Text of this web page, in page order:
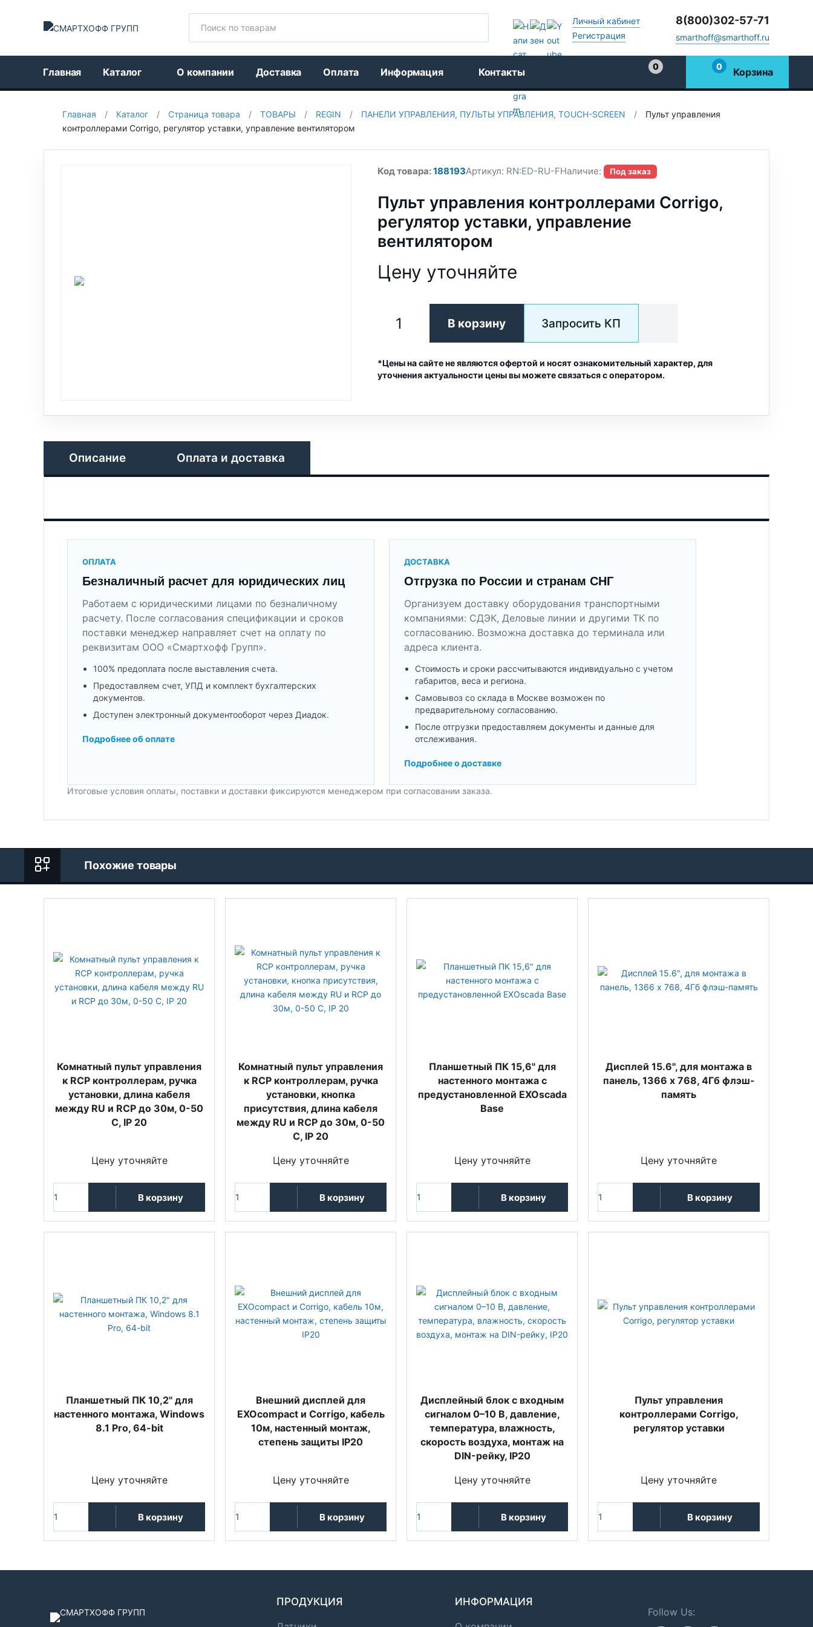
Личный кабинет
Регистрация
8(800)302-57-71
smarthoff@smarthoff.ru
Главная Каталог О компании Доставка Оплата Информация Контакты
0
0 Корзина
Главная / Каталог / Страница товара / ТОВАРЫ / REGIN / ПАНЕЛИ УПРАВЛЕНИЯ, ПУЛЬТЫ УПРАВЛЕНИЯ, TOUCH-SCREEN /
Пульт управления
контроллерами Corrigo, регулятор уставки, управление вентилятором
Код товара:188193Артикул: RN:ED-RU-FНаличие: Под заказ
Пульт управления контроллерами Corrigo,
регулятор уставки, управление
вентилятором
Цену уточняйте
В корзину Запросить КП
*Цены на сайте не являются офертой и носят ознакомительный характер, для
уточнения актуальности цены вы можете связаться с оператором.
Описание Оплата и доставка
ОПЛАТА
Безналичный расчет для юридических лиц
Работаем с юридическими лицами по безналичному
расчету. После согласования спецификации и сроков
поставки менеджер направляет счет на оплату по
реквизитам ООО «Смартхофф Групп».
100% предоплата после выставления счета.
Предоставляем счет, УПД и комплект бухгалтерских
документов.
Доступен электронный документооборот через Диадок.
Подробнее об оплате
ДОСТАВКА
Отгрузка по России и странам СНГ
Организуем доставку оборудования транспортными
компаниями: СДЭК, Деловые линии и другими ТК по
согласованию. Возможна доставка до терминала или
адреса клиента.
Стоимость и сроки рассчитываются индивидуально с учетом
габаритов, веса и региона.
Самовывоз со склада в Москве возможен по
предварительному согласованию.
После отгрузки предоставляем документы и данные для
отслеживания.
Подробнее о доставке
Итоговые условия оплаты, поставки и доставки фиксируются менеджером при согласовании заказа.
Похожие товары
Комнатный пульт управления
к RCP контроллерам, ручка
установки, длина кабеля
между RU и RCP до 30м, 0-50
С, IP 20
Цену уточняйте
В корзину
Комнатный пульт управления
к RCP контроллерам, ручка
установки, кнопка
присутствия, длина кабеля
между RU и RCP до 30м, 0-50
С, IP 20
Цену уточняйте
В корзину
Планшетный ПК 15,6" для
настенного монтажа с
предустановленной EXOscada
Base
Цену уточняйте
В корзину
Дисплей 15.6", для монтажа в
панель, 1366 x 768, 4Гб флэш-
память
Цену уточняйте
В корзину
Планшетный ПК 10,2" для
настенного монтажа, Windows
8.1 Pro, 64-bit
Цену уточняйте
В корзину
Внешний дисплей для
EXOcompact и Corrigo, кабель
10м, настенный монтаж,
степень защиты IP20
Цену уточняйте
В корзину
Дисплейный блок с входным
сигналом 0–10 В, давление,
температура, влажность,
скорость воздуха, монтаж на
DIN-рейку, IP20
Цену уточняйте
В корзину
Пульт управления
контроллерами Corrigo,
регулятор уставки
Цену уточняйте
В корзину
ПРОДУКЦИЯ ИНФОРМАЦИЯ
Follow Us: